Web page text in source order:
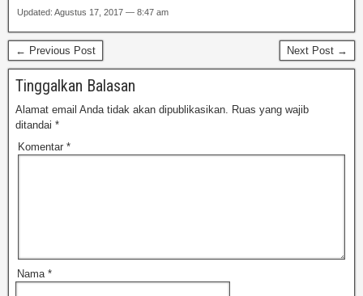
Updated: Agustus 17, 2017 — 8:47 am
← Previous Post Next Post →
Tinggalkan Balasan
Alamat email Anda tidak akan dipublikasikan.
Ruas yang wajib
ditandai *
Komentar *
Nama *